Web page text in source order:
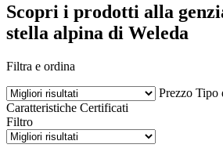
Scopri i prodotti alla
stella alpina di Weleda
Filtra e ordina
Prezzo Tipo
Caratteristiche Certificati
Filtro